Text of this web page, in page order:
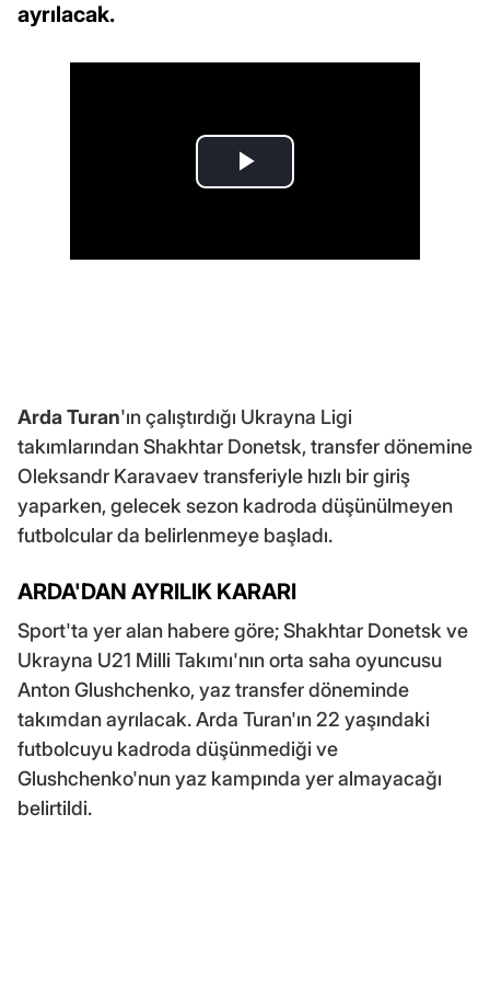
ayrılacak.
Arda Turan'ın çalıştırdığı Ukrayna Ligi
takımlarından Shakhtar Donetsk, transfer dönemine
Oleksandr Karavaev transferiyle hızlı bir giriş
yaparken, gelecek sezon kadroda düşünülmeyen
futbolcular da belirlenmeye başladı.
ARDA'DAN AYRILIK KARARI
Sport'ta yer alan habere göre; Shakhtar Donetsk ve
Ukrayna U21 Milli Takımı'nın orta saha oyuncusu
Anton Glushchenko, yaz transfer döneminde
takımdan ayrılacak. Arda Turan'ın 22 yaşındaki
futbolcuyu kadroda düşünmediği ve
Glushchenko'nun yaz kampında yer almayacağı
belirtildi.